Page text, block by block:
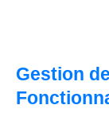
Gestion